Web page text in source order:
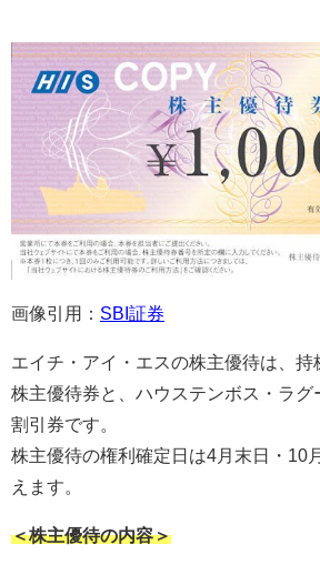
画像引用： SBI証券
エイチ・アイ・エスの株主優待は、
株主優待券と、ハウステンボス・ラグ
割引券です。
株主優待の権利確定日は4月末日・10
えます。
＜株主優待の内容＞